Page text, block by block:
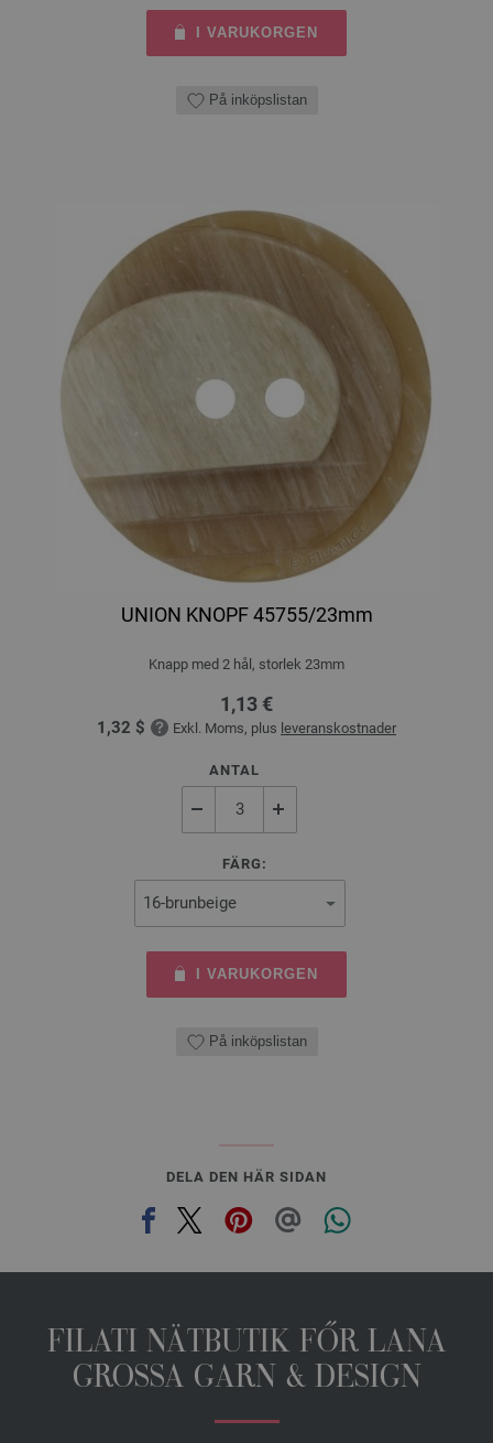
I VARUKORGEN
På inköpslistan
UNION KNOPF 45755/23mm
Knapp med 2 hål, storlek 23mm
1,13 €
1,32 $ Exkl. Moms, plus leveranskostnader
ANTAL
FÄRG:
I VARUKORGEN
På inköpslistan
DELA DEN HÄR SIDAN
FILATI NÄTBUTIK FŐR LANA
GROSSA GARN & DESIGN